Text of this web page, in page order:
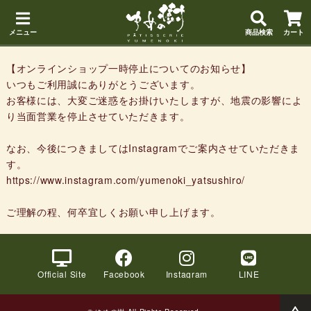
メニュー 商品検索 カート
【オンラインショップ一時停止についてのお知らせ】
いつもご利用誠にありがとうございます。
お客様には、大変ご迷惑をお掛けいたしますが、地震の影響によ
り当面営業を停止させていただきます。
なお、今後につきましてはInstagramでご案内させていただきま
す。
https://www.instagram.com/yumenoki_yatsushiro/
ご理解の程、何卒宜しくお願い申し上げます。
Official Site Facebook Instagram LINE